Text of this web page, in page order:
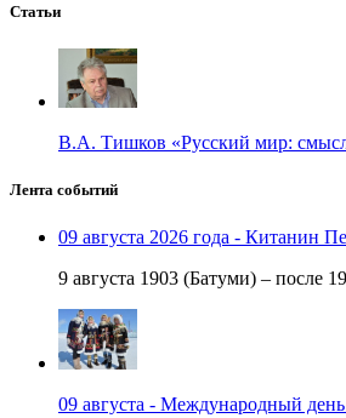
Статьи
В.А. Тишков «Русский мир:
Лента событий
09 августа 2026 года - Китанин
9 августа 1903 (Батуми) – после
09 августа - Международный